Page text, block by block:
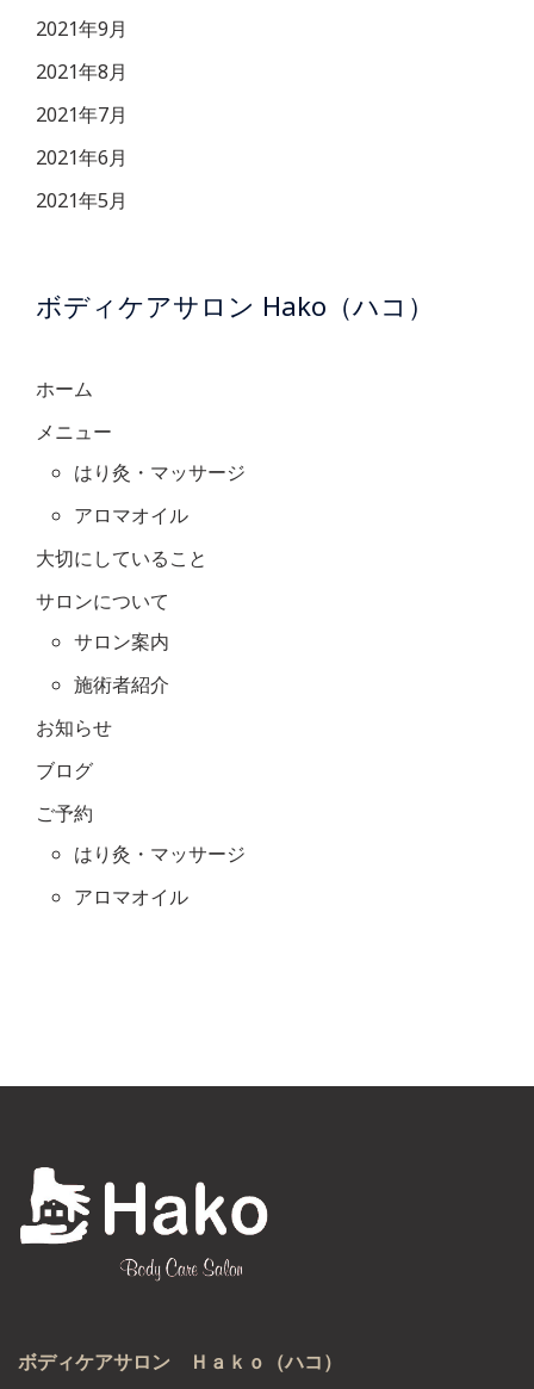
2021年9月
2021年8月
2021年7月
2021年6月
2021年5月
ボディケアサロン Hako（ハコ）
ホーム
メニュー
はり灸・マッサージ
アロマオイル
大切にしていること
サロンについて
サロン案内
施術者紹介
お知らせ
ブログ
ご予約
はり灸・マッサージ
アロマオイル
ボディケアサロン Ｈａｋｏ（ハコ）